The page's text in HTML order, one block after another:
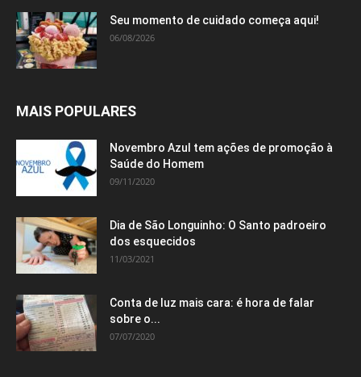
Seu momento de cuidado começa aqui!
06/08/2026
MAIS POPULARES
Novembro Azul tem ações de promoção à
Saúde do Homem
09/11/2020
Dia de São Longuinho: O Santo padroeiro
dos esquecidos
11/03/2021
Conta de luz mais cara: é hora de falar
sobre o...
07/07/2020